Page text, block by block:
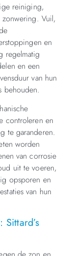
reiniging,
zonwering. Vuil,
en
regelmatig
en een
van hun
behouden.
controleren en
te garanderen.
worden
van corrosie
uit te voeren,
opsporen en
van hun